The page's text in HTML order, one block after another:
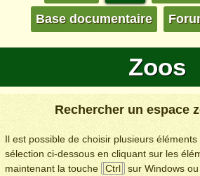
Base documentaire
Zoos
Rechercher un espace
Il est possible de choisir plusieurs
sélection ci-dessous en cliquant sur les
maintenant la touche
Ctrl sur Windows ou